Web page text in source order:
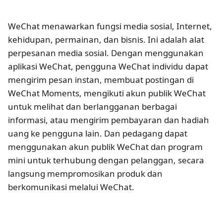
WeChat menawarkan fungsi media sosial, Internet,
kehidupan, permainan, dan bisnis. Ini adalah alat
perpesanan media sosial. Dengan menggunakan
aplikasi WeChat, pengguna WeChat individu dapat
mengirim pesan instan, membuat postingan di
WeChat Moments, mengikuti akun publik WeChat
untuk melihat dan berlangganan berbagai
informasi, atau mengirim pembayaran dan hadiah
uang ke pengguna lain. Dan pedagang dapat
menggunakan akun publik WeChat dan program
mini untuk terhubung dengan pelanggan, secara
langsung mempromosikan produk dan
berkomunikasi melalui WeChat.